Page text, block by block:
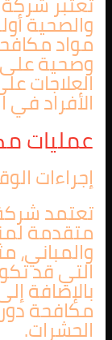
والصحية
مواد
وصحية على
العلاجات
الأفراد في
عمليات
إجراءات
تعتمد
متقدمة
والمباني،
التي قد
بالإضافة
مكافحة
الحشرات.